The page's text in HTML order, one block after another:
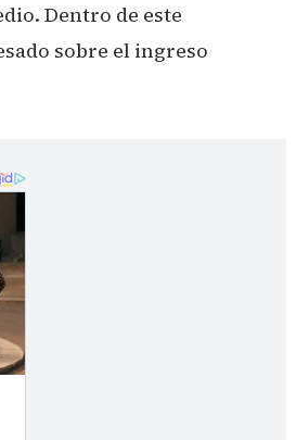
Dentro de este
sobre el ingreso